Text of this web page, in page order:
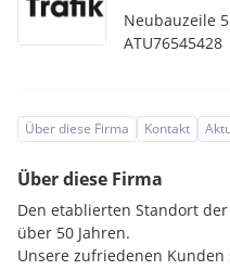
Neubauzeile
ATU76545428
Über diese Firma Kontakt
Über diese Firma
Den etablierten Standort
über 50 Jahren.
Unsere zufriedenen